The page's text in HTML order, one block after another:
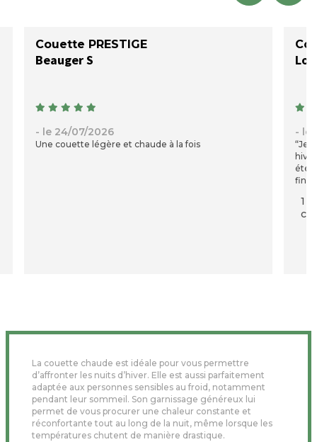
Couette PRESTIGE
Beauger S
- le 24/07/2026
Une couette légère et chaude à la fois
- le
“Je
été
1
La couette chaude est idéale pour vous permettre
d’affronter les nuits d’hiver. Elle est aussi parfaitement
adaptée aux personnes sensibles au froid, notamment
pendant leur sommeil. Son garnissage généreux lui
permet de vous procurer une chaleur constante et
réconfortante tout au long de la nuit, même lorsque les
températures chutent de manière drastique.